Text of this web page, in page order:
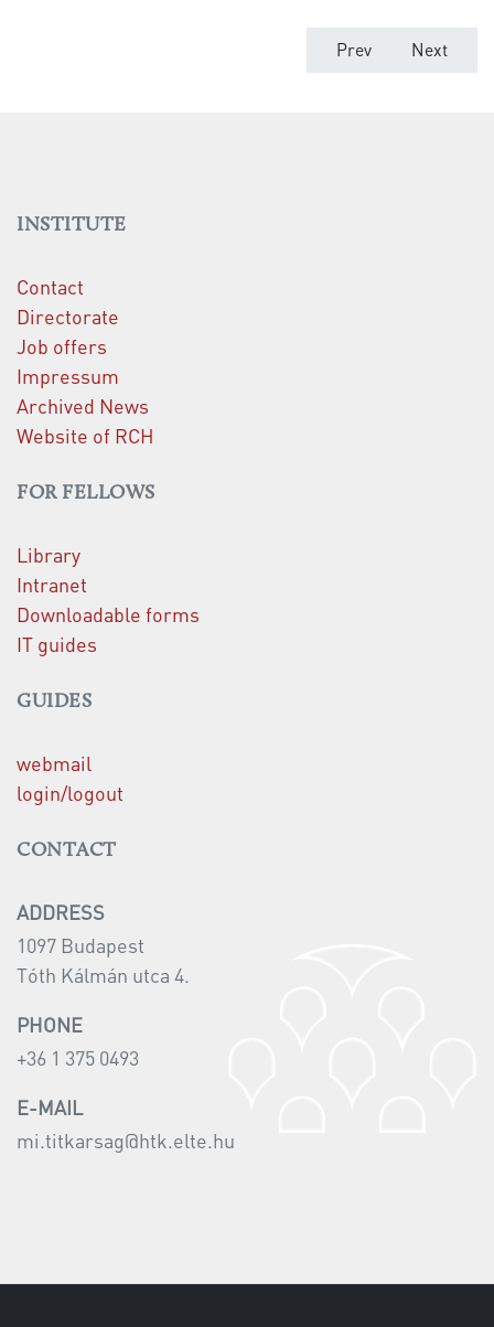
Previous article:
Prev Next
Next
INSTITUTE
Contact
Directorate
Job offers
Impressum
Archived News
Website of RCH
FOR FELLOWS
Library
Intranet
Downloadable forms
IT guides
GUIDES
webmail
login/logout
CONTACT
ADDRESS
1097 Budapest
Tóth Kálmán utca 4.
PHONE
+36 1 375 0493
E-MAIL
mi.titkarsag@htk.elte.hu